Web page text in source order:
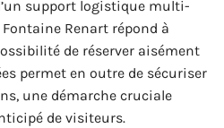
support logistique multi-
Renart répond à
de réserver aisément
permet en outre de sécuriser
une démarche cruciale
de visiteurs.